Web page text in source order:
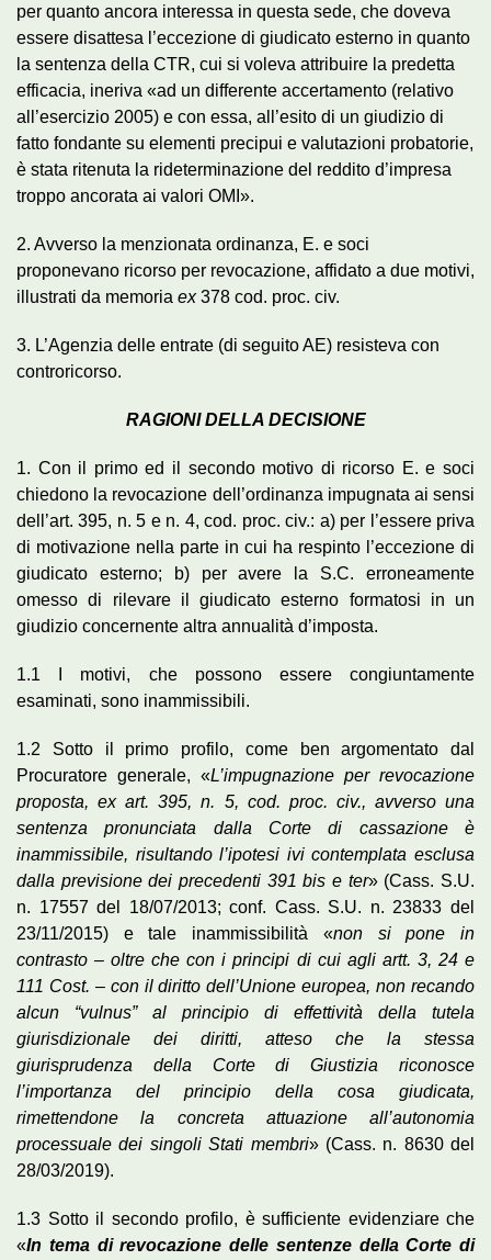
per quanto ancora interessa in questa sede, che doveva
essere disattesa l’eccezione di giudicato esterno in quanto
la sentenza della CTR, cui si voleva attribuire la predetta
efficacia, ineriva «ad un differente accertamento (relativo
all’esercizio 2005) e con essa, all’esito di un giudizio di
fatto fondante su elementi precipui e valutazioni probatorie,
è stata ritenuta la rideterminazione del reddito d’impresa
troppo ancorata ai valori OMI».
2. Avverso la menzionata ordinanza, E. e soci
proponevano ricorso per revocazione, affidato a due motivi,
illustrati da memoria ex378 cod. proc. civ.
3. L’Agenzia delle entrate (di seguito AE) resisteva con
controricorso.
RAGIONI DELLA DECISIONE
1. Con il primo ed il secondo motivo di ricorso E. e soci
chiedono la revocazione dell’ordinanza impugnata ai sensi
dell’art. 395, n. 5 e n. 4, cod. proc. civ.: a) per l’essere priva
di motivazione nella parte in cui ha respinto l’eccezione di
giudicato esterno; b) per avere la S.C. erroneamente
omesso di rilevare il giudicato esterno formatosi in un
giudizio concernente altra annualità d’imposta.
1.1 I motivi, che possono essere congiuntamente
esaminati, sono inammissibili.
1.2 Sotto il primo profilo, come ben argomentato dal
Procuratore generale, «L’impugnazione per revocazione
proposta, ex art. 395, n. 5, cod. proc. civ., avverso una
sentenza pronunciata dalla Corte di cassazione è
inammissibile, risultando l’ipotesi ivi contemplata esclusa
dalla previsione dei precedenti 391 bis e ter» (Cass. S.U.
n. 17557 del 18/07/2013; conf. Cass. S.U. n. 23833 del
23/11/2015) e tale inammissibilità «non si pone in
contrasto – oltre che con i principi di cui agli artt. 3, 24 e
111 Cost. – con il diritto dell’Unione europea, non recando
alcun “vulnus” al principio di effettività della tutela
giurisdizionale dei diritti, atteso che la stessa
giurisprudenza della Corte di Giustizia riconosce
l’importanza del principio della cosa giudicata,
rimettendone la concreta attuazione all’autonomia
processuale dei singoli Stati membri» (Cass. n. 8630 del
28/03/2019).
1.3 Sotto il secondo profilo, è sufficiente evidenziare che
«In tema di revocazione delle sentenze della Corte di